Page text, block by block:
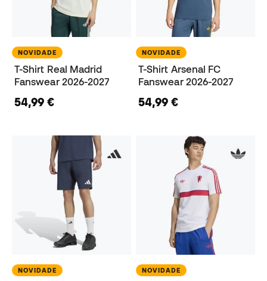
NOVIDADE
T-Shirt Real Madrid
Fanswear 2026-2027
54,99 €
NOVIDADE
T-Shirt Arsenal FC
Fanswear 2026-2027
54,99 €
NOVIDADE NOVIDADE